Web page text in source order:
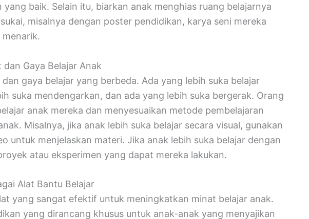
baik. Selain itu, biarkan anak menghias ruang belajarnya
misalnya dengan poster pendidikan, karya seni mereka
Gaya Belajar Anak
gaya belajar yang berbeda. Ada yang lebih suka belajar
suka mendengarkan, dan ada yang lebih suka bergerak. Orang
anak mereka dan menyesuaikan metode pembelajaran
Misalnya, jika anak lebih suka belajar secara visual, gunakan
untuk menjelaskan materi. Jika anak lebih suka belajar dengan
atau eksperimen yang dapat mereka lakukan.
Alat Bantu Belajar
yang sangat efektif untuk meningkatkan minat belajar anak.
yang dirancang khusus untuk anak-anak yang menyajikan